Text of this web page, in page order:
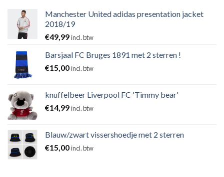
Manchester United adidas presentation jacket
2018/19
€49,99incl. btw
Barsjaal FC Bruges 1891 met 2 sterren !
€15,00incl. btw
knuffelbeer Liverpool FC 'Timmy bear'
€14,99incl. btw
Blauw/zwart vissershoedje met 2 sterren
€15,00incl. btw